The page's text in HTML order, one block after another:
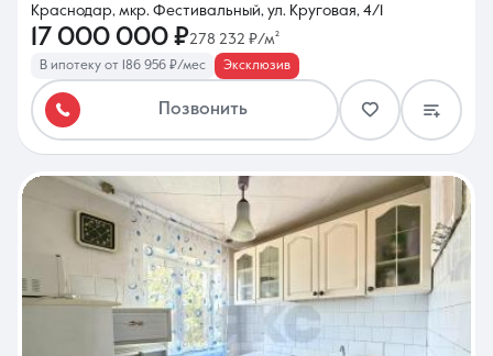
Краснодар, мкр. Фестивальный, ул. Круговая, 4/1
17 000 000 ₽278 232 ₽/м²
В ипотеку от 186 956 ₽/мес Эксклюзив
Позвонить